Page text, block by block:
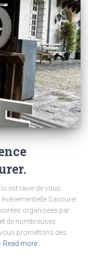
est ravie de vous
Savourer.
organisées par
de nombreuses
promettons des
Read more…